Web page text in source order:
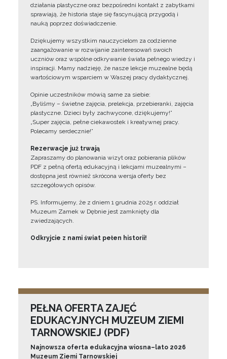
działania plastyczne oraz bezpośredni kontakt z zabytkami
sprawiają, że historia staje się fascynującą przygodą i
nauką poprzez doświadczenie.
Dziękujemy wszystkim nauczycielom za codzienne
zaangażowanie w rozwijanie zainteresowań swoich
uczniów oraz wspólne odkrywanie świata pełnego wiedzy i
inspiracji. Mamy nadzieję, że nasze lekcje muzealne będą
wartościowym wsparciem w Waszej pracy dydaktycznej.
Opinie uczestników mówią same za siebie:
„Byliśmy – świetne zajęcia, prelekcja, przebieranki, zajęcia
plastyczne. Dzieci były zachwycone, dziękujemy!”
„Super zajęcia, pełne ciekawostek i kreatywnej pracy.
Polecamy serdecznie!”
Rezerwacje już trwają
Zapraszamy do planowania wizyt oraz pobierania plików
PDF z pełną ofertą edukacyjną i lekcjami muzealnymi –
dostępna jest również skrócona wersja oferty bez
szczegółowych opisów.
PS. Informujemy, że z dniem 1 grudnia 2025 r. oddział
Muzeum Zamek w Dębnie jest zamknięty dla
zwiedzających.
Odkryjcie z nami świat pełen historii!
PEŁNA OFERTA ZAJĘĆ
EDUKACYJNYCH MUZEUM ZIEMI
TARNOWSKIEJ (PDF)
Najnowsza oferta edukacyjna wiosna–lato 2026
Muzeum Ziemi Tarnowskiej